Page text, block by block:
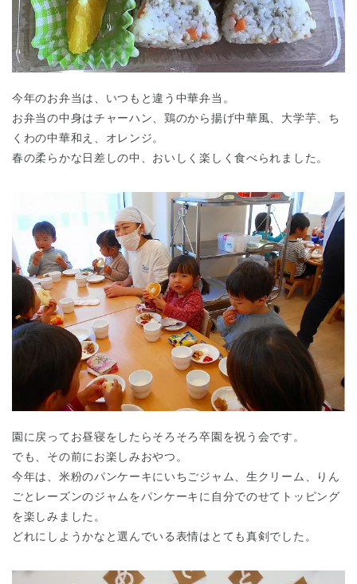
神奈川県 神奈川県 全域
千葉県 千葉県 全域
兵庫県 兵庫県 全域
今年のお弁当は、いつもと違う中華弁当。
お弁当の中身はチャーハン、鶏のから揚げ中華風、大学芋、ち
くわの中華和え、オレンジ。
春の柔らかな日差しの中、おいしく楽しく食べられました。
園に戻ってお昼寝をしたらそろそろ卒園を祝う会です。
でも、その前にお楽しみおやつ。
今年は、米粉のパンケーキにいちごジャム、生クリーム、りん
ごとレーズンのジャムをパンケーキに自分でのせてトッピング
を楽しみました。
どれにしようかなと選んでいる表情はとても真剣でした。